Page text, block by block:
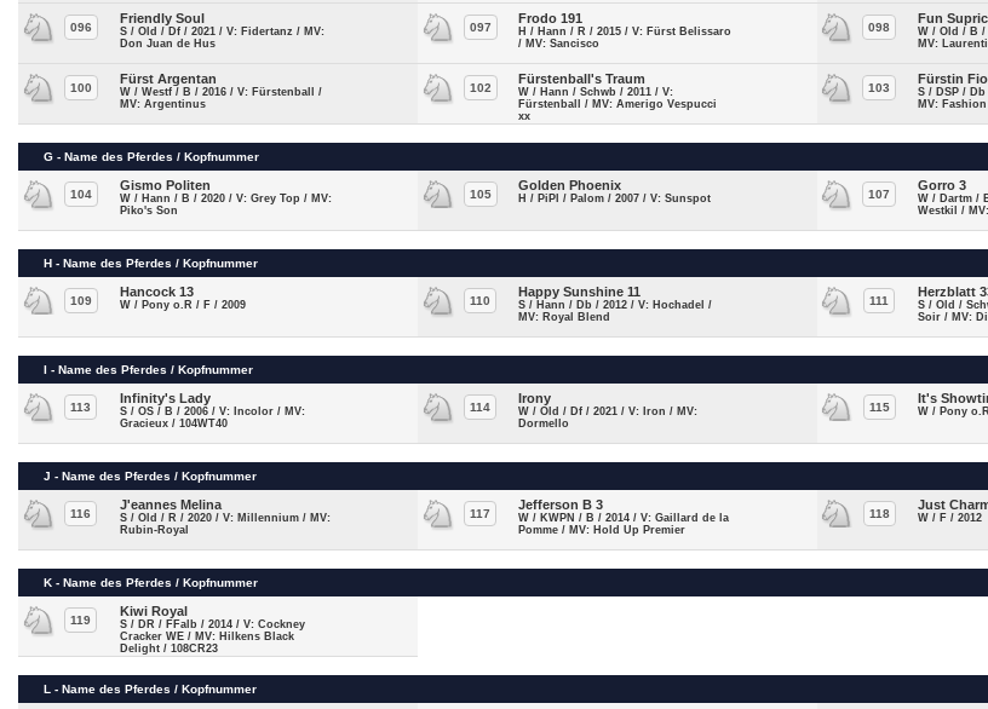
096
Friendly Soul
S / Old / Df / 2021 / V: Fidertanz / MV:
Don Juan de Hus
097
Frodo 191
H / Hann / R / 2015 / V: Fürst Belissaro
/ MV: Sancisco
098
Fun
W / Old / B /
MV:
100
Fürst Argentan
W / Westf / B / 2016 / V: Fürstenball /
MV: Argentinus
102
Fürstenball's Traum
W / Hann / Schwb / 2011 / V:
Fürstenball / MV: Amerigo Vespucci
xx
103
Fürstin
S / DSP /
MV: Fashion
G - Name des Pferdes / Kopfnummer
104
Gismo Politen
W / Hann / B / 2020 / V: Grey Top / MV:
Piko's Son
105
Golden Phoenix
H / PiPl / Palom / 2007 / V: Sunspot 107
Gorro 3
W / Dartm /
Westkil /
H - Name des Pferdes / Kopfnummer
109
Hancock 13
W / Pony o.R / F / 2009 110
Happy Sunshine 11
S / Hann / Db / 2012 / V: Hochadel /
MV: Royal Blend
111
Herzblatt
S / Old /
Soir / MV:
I - Name des Pferdes / Kopfnummer
113
Infinity's Lady
S / OS / B / 2006 / V: Incolor / MV:
Gracieux / 104WT40
114
Irony
W / Old / Df / 2021 / V: Iron / MV:
Dormello
115
It's
W / Pony
J - Name des Pferdes / Kopfnummer
116
J'eannes Melina
S / Old / R / 2020 / V: Millennium / MV:
Rubin-Royal
117
Jefferson B 3
W / KWPN / B / 2014 / V: Gaillard de la
Pomme / MV: Hold Up Premier
118
Just
W / F / 2012
K - Name des Pferdes / Kopfnummer
119
Kiwi Royal
S / DR / FFalb / 2014 / V: Cockney
Cracker WE / MV: Hilkens Black
Delight / 108CR23
L - Name des Pferdes / Kopfnummer